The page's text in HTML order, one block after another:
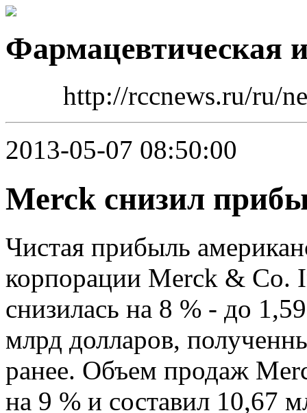
Фармацевтическая
http://rccnews.ru/ru/
2013-05-07 08:50:00
Merck снизил
Чистая прибыль
корпорации Merck & Co.
снизилась на 8 % - до
млрд долларов,
ранее. Объем продаж
на 9 % и составил 10,67